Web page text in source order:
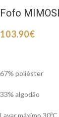
Fofo
103.90€
67% poliéster
33% algodão
Lavar máximo 30ºC